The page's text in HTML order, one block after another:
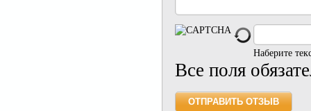
Наберите
Все поля